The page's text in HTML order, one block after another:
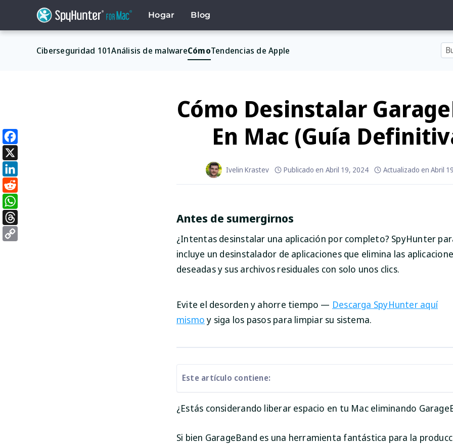
Hogar Blog
Ciberseguridad 101Análisis de malwareCómoTendencias de Apple
Cómo Desinstalar
En Mac (Guía
Ivelin Krastev Publicado en Abril 19, 2024 Actualizado en Abril
Antes de sumergirnos
¿Intentas desinstalar una aplicación por completo? SpyHunter
incluye un desinstalador de aplicaciones que elimina las
deseadas y sus archivos residuales con solo unos clics.
Evite el desorden y ahorre tiempo — Descarga SpyHunter aquí
mismo y siga los pasos para limpiar su sistema.
Este artículo contiene:
¿Estás considerando liberar espacio en tu Mac eliminando
Si bien GarageBand es una herramienta fantástica para la
Facebook
X
LinkedIn
Reddit
WhatsApp
Threads